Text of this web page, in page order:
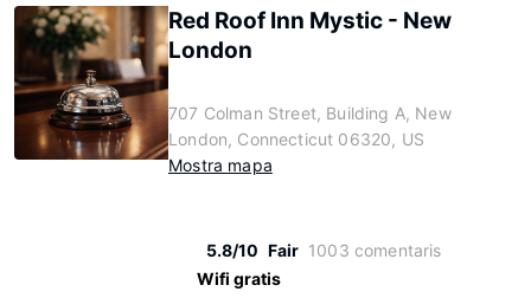
Red Roof Inn Mystic - New
London
707 Colman Street, Building A, New
London, Connecticut 06320, US
Mostra mapa
5.8/10 Fair 1003 comentaris
Wifi gratis